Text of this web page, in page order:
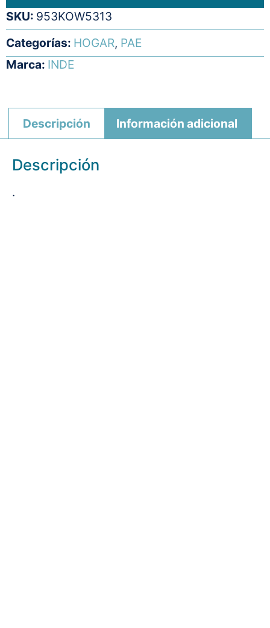
SKU: 953KOW5313
Categorías: HOGAR, PAE
Marca: INDE
Descripción Información adicional
Descripción
.